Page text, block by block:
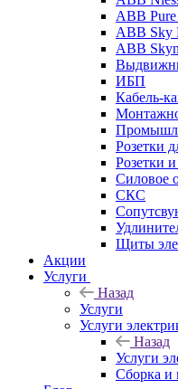
ABB
ABB Sky
ABB
ИБП
Кабель-
Розетки
Розетки
Силовое
СКС
Щиты
Акции
Услуги
Назад
Услуги
Услуги
Назад
Услуги
Сборка и